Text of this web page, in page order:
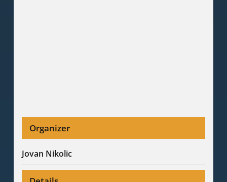
Organizer
Jovan Nikolic